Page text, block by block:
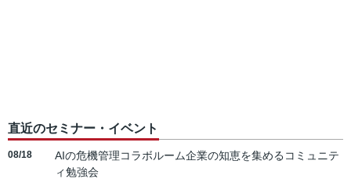
直近のセミナー・イベント
08/18
AIの危機管理コラボルーム企業の知恵を集めるコミュニテ
ィ勉強会